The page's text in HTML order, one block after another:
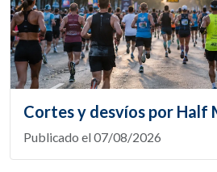
Cortes y desvíos por Half
Publicado el 07/08/2026